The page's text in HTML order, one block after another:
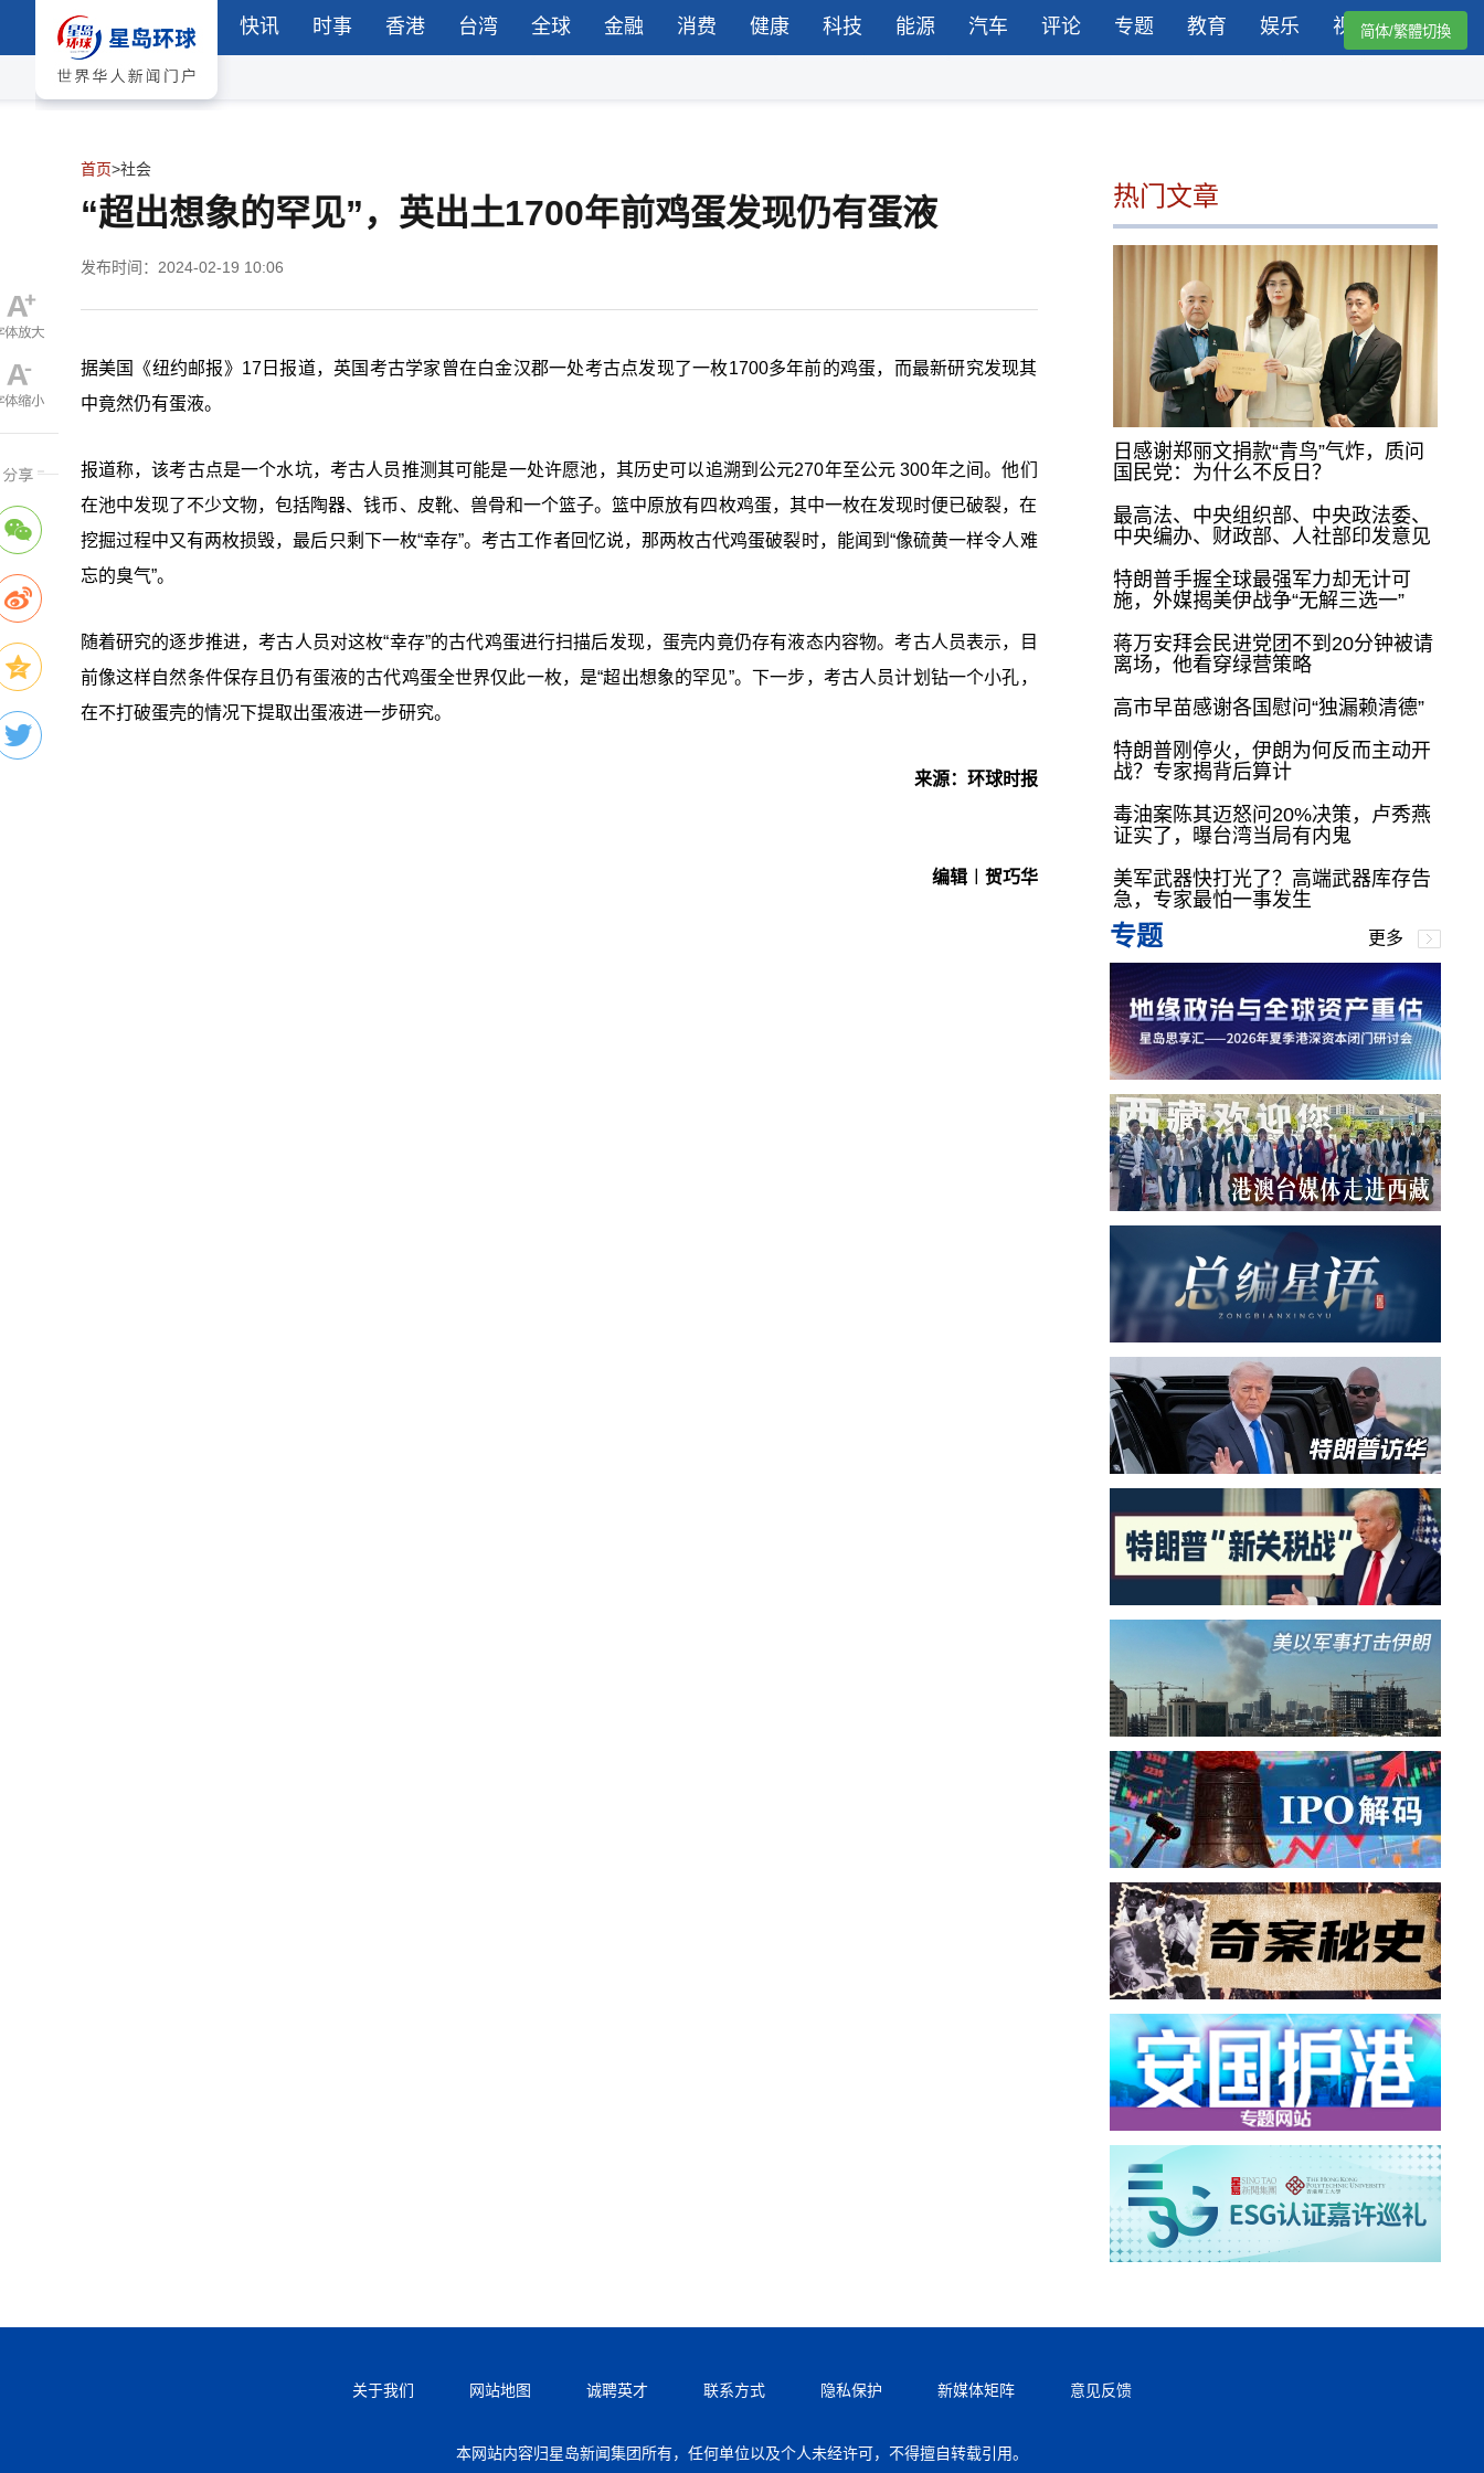
快讯 时事 香港 台湾 全球 金融 消费 健康 科技 能源 汽车 评论 专题 教育 娱乐 视频简体/繁體切換
首页>社会
“超出想象的罕见”，英出土1700年前鸡蛋发现仍有蛋液
发布时间：2024-02-19 10:06
据美国《纽约邮报》17日报道，英国考古学家曾在白金汉郡一处考古点发现了一枚1700多年前的鸡蛋，而最新研究发现其
中竟然仍有蛋液。
报道称，该考古点是一个水坑，考古人员推测其可能是一处许愿池，其历史可以追溯到公元270年至公元 300年之间。他们
在池中发现了不少文物，包括陶器、钱币、皮靴、兽骨和一个篮子。篮中原放有四枚鸡蛋，其中一枚在发现时便已破裂，在
挖掘过程中又有两枚损毁，最后只剩下一枚“幸存”。考古工作者回忆说，那两枚古代鸡蛋破裂时，能闻到“像硫黄一样令人难
忘的臭气”。
随着研究的逐步推进，考古人员对这枚“幸存”的古代鸡蛋进行扫描后发现，蛋壳内竟仍存有液态内容物。考古人员表示，目
前像这样自然条件保存且仍有蛋液的古代鸡蛋全世界仅此一枚，是“超出想象的罕见”。下一步，考古人员计划钻一个小孔，
在不打破蛋壳的情况下提取出蛋液进一步研究。
来源：环球时报
编辑︱贺巧华
热门文章
日感谢郑丽文捐款“青鸟”气炸，质问
国民党：为什么不反日？
最高法、中央组织部、中央政法委、
中央编办、财政部、人社部印发意见
特朗普手握全球最强军力却无计可
施，外媒揭美伊战争“无解三选一”
蒋万安拜会民进党团不到20分钟被请
离场，他看穿绿营策略
高市早苗感谢各国慰问“独漏赖清德”
特朗普刚停火，伊朗为何反而主动开
战？专家揭背后算计
毒油案陈其迈怒问20%决策，卢秀燕
证实了，曝台湾当局有内鬼
美军武器快打光了？高端武器库存告
急，专家最怕一事发生
专题 更多
关于我们 网站地图 诚聘英才 联系方式 隐私保护 新媒体矩阵 意见反馈
本网站内容归星岛新闻集团所有，任何单位以及个人未经许可，不得擅自转载引用。